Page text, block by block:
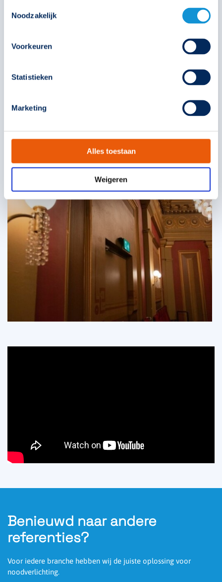
Noodzakelijk
Voorkeuren
Statistieken
Marketing
Alles toestaan
Weigeren
Benieuwd naar andere
referenties?
Voor iedere branche hebben wij de juiste oplossing voor
noodverlichting.